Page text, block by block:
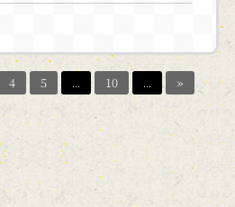
4 5 ... 10 ...
»